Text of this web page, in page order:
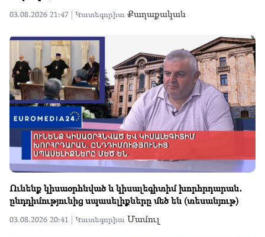
03.08.2026 21:47 | Կատեգորիա Քաղաքական
Ունենք կիսաօրհնված և կիսալեգիտիմ խորհրդարան․
ընդդիմությունից սպասելիքները մեծ են (տեսանյութ)
03.08.2026 20:41 | Կատեգորիա Մամուլ